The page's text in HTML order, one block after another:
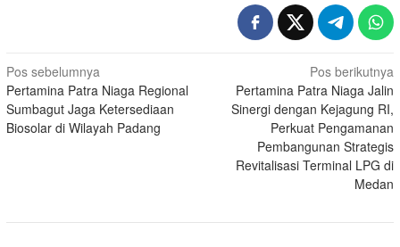
Navigasi
pos
Pos sebelumnya
Pertamina Patra Niaga Regional
Sumbagut Jaga Ketersediaan
Biosolar di Wilayah Padang
Pos berikutnya
Pertamina Patra Niaga Jalin
Sinergi dengan Kejagung RI,
Perkuat Pengamanan
Pembangunan Strategis
Revitalisasi Terminal LPG di
Medan